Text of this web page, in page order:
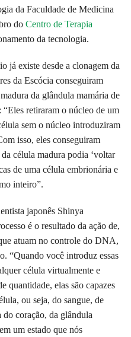
da Faculdade de Medicina
doCentro de Terapia
da tecnologia.
já existe desde a clonagem da
da Escócia conseguiram
da glândula mamária de
retiraram o núcleo de um
sem o núcleo introduziram
isso, eles conseguiram
célula madura podia ‘voltar
de uma célula embrionária e
inteiro”.
japonês Shinya
é o resultado da ação de,
atuam no controle do DNA,
“Quando você introduz essas
célula virtualmente e
quantidade, elas são capazes
ou seja, do sangue, de
coração, da glândula
um estado que nós